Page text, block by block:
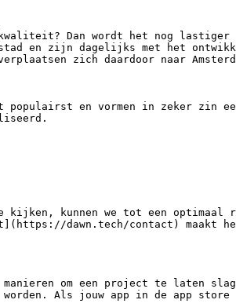
Dan wordt het nog lastiger
en zijn dagelijks met het
zich daardoor naar
populairst en vormen in zeker zin
kijken, kunnen we tot een optimaal
dawn.tech/contact) maakt
om een project te laten
Als jouw app in de app store